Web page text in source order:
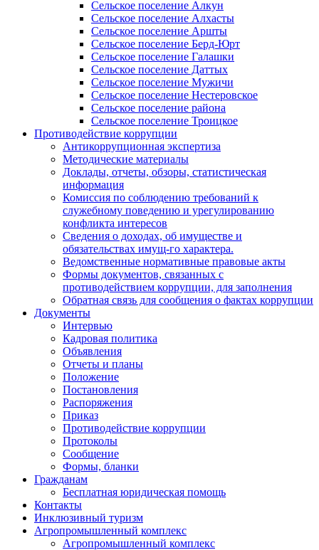
Сельское поселение Алкун
Сельское поселение Алхасты
Сельское поселение Аршты
Сельское поселение Берд-Юрт
Сельское поселение Галашки
Сельское поселение Даттых
Сельское поселение Мужичи
Сельское поселение Нестеровское
Сельское поселение района
Сельское поселение Троицкое
Противодействие коррупции
Антикоррупционная экспертиза
Методические материалы
Доклады, отчеты, обзоры, статистическая
информация
Комиссия по соблюдению требований к
служебному поведению и урегулированию
конфликта интересов
Сведения о доходах, об имуществе и
обязательствах имущ-го характера.
Ведомственные нормативные правовые акты
Формы документов, связанных с
противодействием коррупции, для заполнения
Обратная связь для сообщения о фактах коррупции
Документы
Интервью
Кадровая политика
Объявления
Отчеты и планы
Положение
Постановления
Распоряжения
Приказ
Противодействие коррупции
Протоколы
Сообщение
Формы, бланки
Гражданам
Бесплатная юридическая помощь
Контакты
Инклюзивный туризм
Агропромышленный комплекс
Агропромышленный комплекс